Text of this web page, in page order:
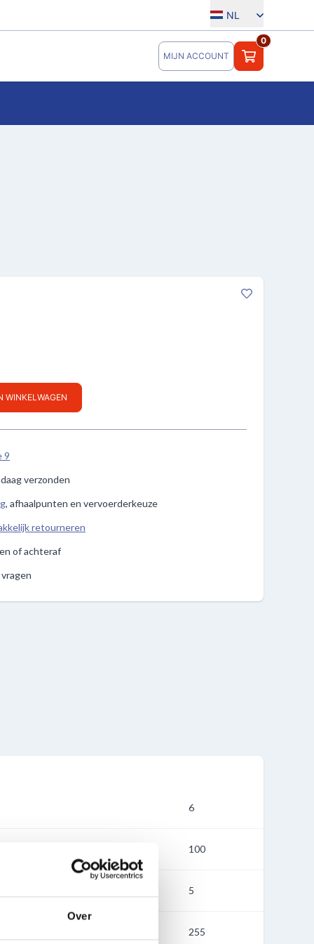
Over
NL
MIJN ACCOUNT
0
WINKELWAGEN
9
verzonden
, afhaalpunten en vervoerderkeuze
retourneren
of achteraf
6
100
5
255